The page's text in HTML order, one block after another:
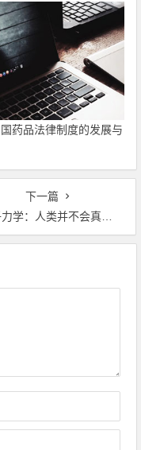
药品法律制度的发展与
下一篇
类并不会真正的死亡，粒子重新组成，成为另一个你